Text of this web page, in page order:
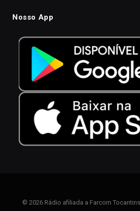
Nosso App
© 2026 Rádio afiliada a Farcom